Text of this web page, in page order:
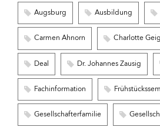
Augsburg Ausbildung
Carmen Ahnorn Charlotte
Deal Dr. Johannes Zausig
Fachinformation
Gesellschafterfamilie